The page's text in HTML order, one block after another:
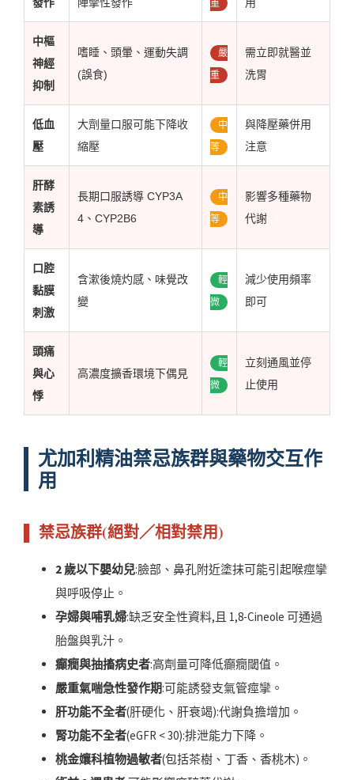
重
中樞
神經
抑制
嗜睡、頭暈、運動失調
(誤食)
嚴
重
需立即就醫並
洗胃
低血
壓
大劑量口服可能下降收
縮壓
中
等
與降壓藥併用
注意
肝酵
素誘
導
長期口服誘導 CYP3A
4、CYP2B6
中
等
影響多種藥物
代謝
口腔
黏膜
刺激
含漱後燒灼感、味覺改
變
輕
微
減少使用頻率
即可
頭痛
與心
悸
高濃度擴香環境下偶見
輕
微
立刻通風並停
止使用
尤加利精油禁忌族群與藥物交互作
用
▌ 禁忌族群(絕對／相對禁用)
2 歲以下嬰幼兒:臉部、鼻孔附近塗抹可能引起喉痙攣
與呼吸停止。
孕婦與哺乳婦:缺乏安全性資料,且 1,8-Cineole 可通過
胎盤與乳汁。
癲癇與抽搐病史者:高劑量可降低癲癇閾值。
嚴重氣喘急性發作期:可能誘發支氣管痙攣。
肝功能不全者(肝硬化、肝衰竭):代謝負擔增加。
腎功能不全者(eGFR < 30):排泄能力下降。
桃金孃科植物過敏者(包括茶樹、丁香、香桃木)。